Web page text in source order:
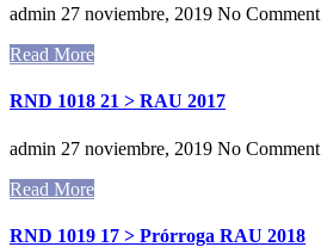
admin 27 noviembre, 2019 No Comment
Read More
RND 1018 21 > RAU 2017
admin 27 noviembre, 2019 No Comment
Read More
RND 1019 17 > Prórroga RAU 2018